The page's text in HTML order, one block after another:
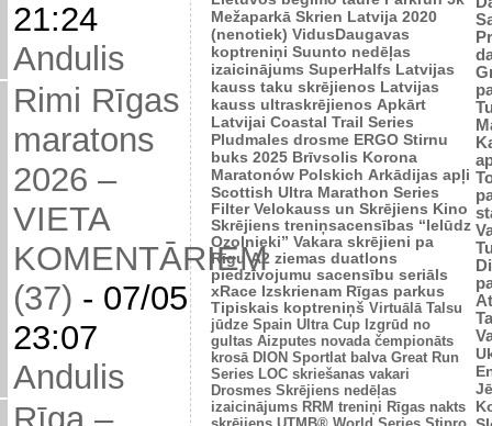
21:24
Andulis
Rimi Rīgas
maratons
2026 –
VIETA
KOMENTĀRIEM
(37) - 07/05
23:07
Andulis
Mežaparkā Skrien Latvija 2020
(nenotiek) VidusDaugavas
koptreniņi Suunto nedēļas
izaicinājums SuperHalfs Latvijas
kauss taku skrējienos Latvijas
kauss ultraskrējienos Apkārt
Latvijai Coastal Trail Series
Pludmales drosme ERGO Stirnu
buks 2025 Brīvsolis Korona
Maratonów Polskich Arkādijas apļi
Scottish Ultra Marathon Series
Filter Velokauss un Skrējiens Kino
Skrējiens treniņsacensības “Ielūdz
Ozolnieki” Vakara skrējieni pa
Rīgu A2 ziemas duatlons
piedzīvojumu sacensību seriāls
xRace Izskrienam Rīgas parkus
Tipiskais koptreniņš Virtuālā Talsu
jūdze Spain Ultra Cup Izgrūd no
gultas Aizputes novada čempionāts
krosā DION Sportlat balva Great Run
Series LOC skriešanas vakari
Drosmes Skrējiens nedēļas
izaicinājums RRM treniņi Rīgas nakts